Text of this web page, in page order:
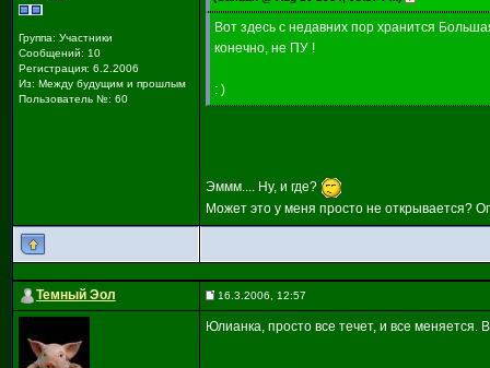
Группа: Участники
Сообщений: 10
Регистрация: 6.2.2006
Из: Между будущим и прошлым
Пользователь №: 60
Вот здесь с недавних пор хранится
конечно, не ПУ !
: )
Эммм.... Ну, и где?
Может это у меня просто не открывается?
Темный Эол 16.3.2006, 12:57
Юлианка, просто все течет, и все меняется.